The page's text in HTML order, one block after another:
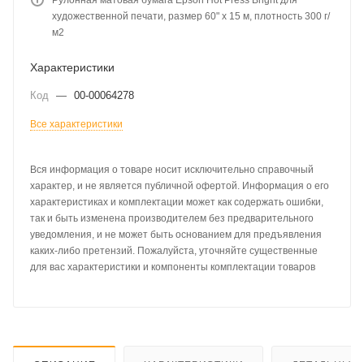
художественной печати, размер 60" x 15 м, плотность 300 г/
м2
Характеристики
Код — 00-00064278
Все характеристики
Вся информация о товаре носит исключительно справочный
характер, и не является публичной офертой. Информация о его
характеристиках и комплектации может как содержать ошибки,
так и быть изменена производителем без предварительного
уведомления, и не может быть основанием для предъявления
каких-либо претензий. Пожалуйста, уточняйте существенные
для вас характеристики и компоненты комплектации товаров